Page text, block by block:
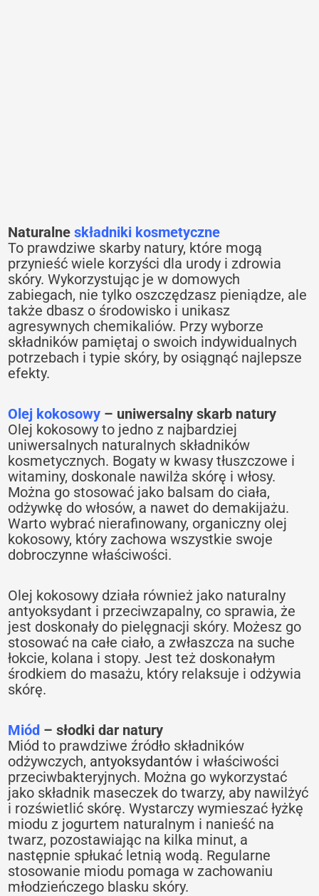
Naturalneskładniki kosmetyczne
To prawdziwe skarby natury, które mogą
przynieść wiele korzyści dla urody i zdrowia
skóry. Wykorzystując je w domowych
zabiegach, nie tylko oszczędzasz pieniądze, ale
także dbasz o środowisko i unikasz
agresywnych chemikaliów. Przy wyborze
składników pamiętaj o swoich indywidualnych
potrzebach i typie skóry, by osiągnąć najlepsze
efekty.
Olej kokosowy – uniwersalny skarb natury
Olej kokosowy to jedno z najbardziej
uniwersalnych naturalnych składników
kosmetycznych. Bogaty w kwasy tłuszczowe i
witaminy, doskonale nawilża skórę i włosy.
Można go stosować jako balsam do ciała,
odżywkę do włosów, a nawet do demakijażu.
Warto wybrać nierafinowany, organiczny olej
kokosowy, który zachowa wszystkie swoje
dobroczynne właściwości.
Olej kokosowy działa również jako naturalny
antyoksydant i przeciwzapalny, co sprawia, że
jest doskonały do pielęgnacji skóry. Możesz go
stosować na całe ciało, a zwłaszcza na suche
łokcie, kolana i stopy. Jest też doskonałym
środkiem do masażu, który relaksuje i odżywia
skórę.
Miód – słodki dar natury
Miód to prawdziwe źródło składników
odżywczych, antyoksydantów i właściwości
przeciwbakteryjnych. Można go wykorzystać
jako składnik maseczek do twarzy, aby nawilżyć
i rozświetlić skórę. Wystarczy wymieszać łyżkę
miodu z jogurtem naturalnym i nanieść na
twarz, pozostawiając na kilka minut, a
następnie spłukać letnią wodą. Regularne
stosowanie miodu pomaga w zachowaniu
młodzieńczego blasku skóry.